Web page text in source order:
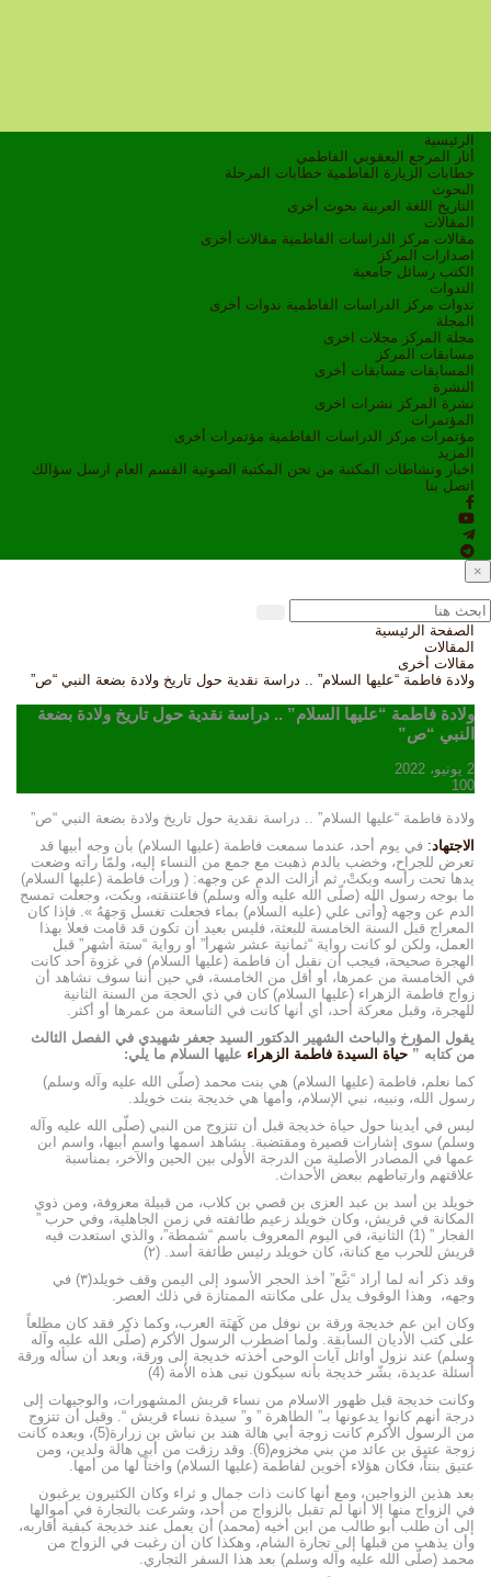
الرئيسية
أثار المرجع اليعقوبي الفاطمي
خطابات الزيارة الفاطمية خطابات المرحلة
البحوث
التاريخ
اللغة العربية بحوث أخرى
المقالات
مقالات مركز الدراسات الفاطمية مقالات أخرى
اصدارات المركز
الكتب رسائل جامعية
الندوات
ندوات مركز الدراسات الفاطمية ندوات أخرى
المجلة
مجلة المركز مجلات اخرى
مسابقات المركز
المسابقات مسابقات أخرى
النشرة
نشرة المركز نشرات اخرى
المؤتمرات
مؤتمرات مركز الدراسات الفاطمية مؤتمرات أخرى
المزيد
اخبار ونشاطات
المكتبة من نحن المكتبة الصوتية القسم العام ارسل سؤالك
اتصل بنا
×
الصفحة الرئيسية
المقالات
مقالات أخرى
ولادة فاطمة “عليها السلام” .. دراسة نقدية حول تاريخ ولادة بضعة النبي “ص”
ولادة فاطمة “عليها السلام” .. دراسة نقدية حول تاريخ ولادة بضعة
النبي “ص”
2 يونيو، 2022
100
ولادة فاطمة “عليها السلام” .. دراسة نقدية حول تاريخ ولادة بضعة النبي “ص”
الاجتهاد: في يوم أحد، عندما سمعت فاطمة (عليها السلام) بأن وجه أبيها قد
تعرض للجراح، وخضب بالدم ذهبت مع جمع من النساء إليه، ولمّا رأته وضعت
يدها تحت رأسه وبكتْ، ثم أزالت الدم عن وجهه: ( ورأت فاطمة (عليها السلام)
ما بوجه رسول الله (صلّى الله عليه وآله وسلم) فاعتنقته، وبكت، وجعلت تمسح
الدم عن وجهه {وأَتی علي (عليه السلام) بماء فجعلت تغسل وَجهَهُ ». فإذا كان
المعراج قبل السنة الخامسة للبعثة، فليس بعيد أن تكون قد قامت فعلا بهذا
العمل، ولكن لو كانت رواية “ثمانية عشر شهرأ” أو رواية “ستة أشهر” قبل
الهجرة صحيحة، فيجب أن نقبل أن فاطمة (عليها السلام) في غزوة أحد كانت
في الخامسة من عمرها، أو أقل من الخامسة، في حين أننا سوف نشاهد أن
زواج فاطمة الزهراء (عليها السلام) کان في ذي الحجة من السنة الثانية
للهجرة، وقبل معركة أحد، أي أنها كانت في التاسعة من عمرها أو أكثر.
يقول المؤرخ والباحث الشهير الدكتور السيد جعفر شهيدي في الفصل الثالث
من كتابه ” حياة السيدة فاطمة الزهراء عليها السلام ما يلي:
كما نعلم، فاطمة (عليها السلام) هي بنت محمد (صلّى الله عليه وآله وسلم)
رسول الله، ونبیه، نبي الإسلام، وأمها هي خديجة بنت خويلد.
ليس في أيدينا حول حياة خديجة قبل أن تتزوج من النبي (صلّى الله عليه وآله
وسلم) سوى إشارات قصيرة ومقتضبة. يشاهد اسمها واسم أبيها، واسم ابن
عمها في المصادر الأصلية من الدرجة الأولى بين الحين والآخر، بمناسبة
علاقتهم وارتباطهم ببعض الأحداث.
خویلد بن أسد بن عبد العزى بن قصي بن كلاب، من قبيلة معروفة، ومن ذوي
المكانة في قريش، وكان خويلد زعيم طائفته في زمن الجاهلية، وفي حرب ”
الفجار ” (1) الثانية، في اليوم المعروف باسم “شمطة”، والذي استعدت فيه
قريش للحرب مع كنانة، كان خويلد رئيس طائفة أسد. (۲)
وقد ذكر أنه لما أراد “تبَّع” أخذ الحجر الأسود إلى اليمن وقف خویلد(۳) في
وجهه، وهذا الوقوف يدل على مكانته الممتازة في ذلك العصر.
وكان ابن عم خديجة ورقة بن نوفل من كَهَنَة العرب، وكما ذكر فقد كان مطلعاً
على كتب الأديان السابقة. ولما اضطرب الرسول الأكرم (صلّى الله عليه وآله
وسلم) عند نزول أوائل آیات الوحی أخذته خديجة إلى ورقة، وبعد أن سأله ورقة
أسئلة عديدة، بشّر خديجة بأنه سيكون نبی هذه الأمة (4)
وكانت خديجة قبل ظهور الاسلام من نساء قريش المشهورات، والوجيهات إلى
درجة أنهم كانوا يدعونها بـ” الطاهرة ” و” سيدة نساء قريش “. وقبل أن تتزوج
من الرسول الأكرم كانت زوجة أبي هالة هند بن نباش بن زرارة(5)، وبعده كانت
زوجة عتیق بن عائد من بني مخزوم(6). وقد رزقت من أبي هالة ولدين، ومن
عتیق بنتاً، فكان هؤلاء أخوين لفاطمة (عليها السلام) واختاً لها من أمها.
بعد هذين الزواجين، ومع أنها كانت ذات جمال و ثراء وكان الكثيرون يرغبون
في الزواج منها إلا أنها لم تقبل بالزواج من أحد، وشرعت بالتجارة في أموالها
إلى أن طلب أبو طالب من ابن أخيه (محمد) أن يعمل عند خديجة كبقية أقاربه،
وأن يذهب من قبلها إلى تجارة الشام، وهكذا كان أن رغبت في الزواج من
محمد (صلّى الله عليه وآله وسلم) بعد هذا السفر التجاري.